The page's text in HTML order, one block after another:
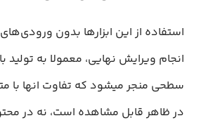
استفاده از این ابزارها بدون
انجام ویرایش نهایی، معمولا به تولید
سطحی منجر میشود که تفاوت انها با
در ظاهر قابل مشاهده است، نه در